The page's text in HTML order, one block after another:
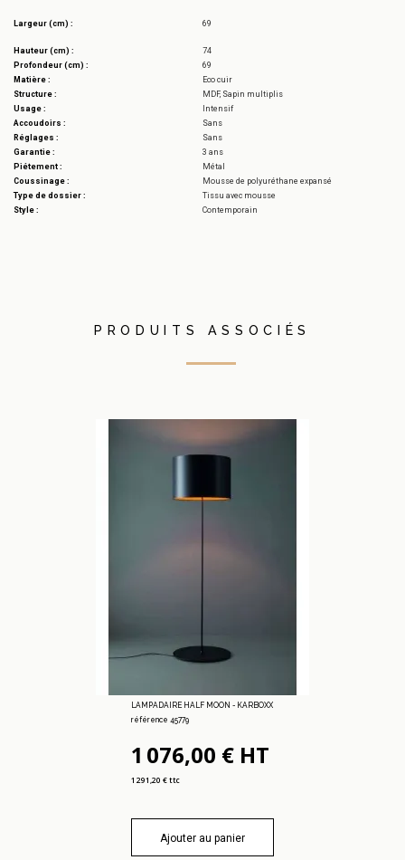
Largeur (cm) : 69
Hauteur (cm) :
74
Profondeur (cm) :
69
Matière :
Eco cuir
Structure :
MDF, Sapin multiplis
Usage :
Intensif
Accoudoirs :
Sans
Réglages :
Sans
Garantie :
3 ans
Piétement :
Métal
Coussinage :
Mousse de polyuréthane expansé
Type de dossier :
Tissu avec mousse
Style :
Contemporain
PRODUITS ASSOCIÉS
LAMPADAIRE HALF MOON - KARBOXX
référence 45779
1 076,00 € HT
1 291,20 € ttc
Ajouter au panier